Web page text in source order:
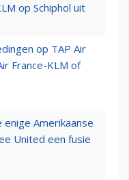
op Schiphol uit
op TAP Air
France-KLM of
Amerikaanse
United een fusie